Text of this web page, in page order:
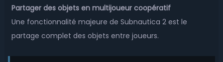
Partager des objets en multijoueur coopératif
Une fonctionnalité majeure de Subnautica 2 est le
partage complet des objets entre joueurs.